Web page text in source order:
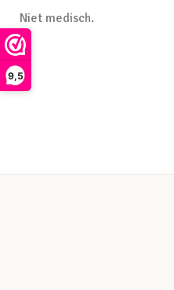
9,5
Niet medisch.